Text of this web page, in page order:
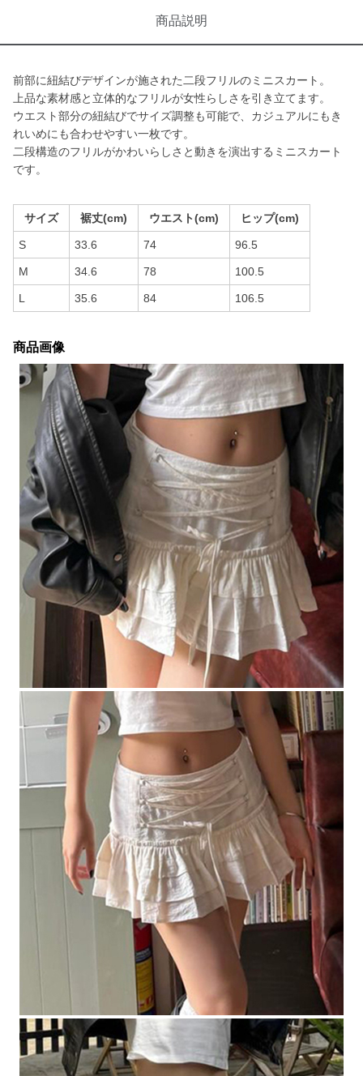
商品説明
前部に紐結びデザインが施された二段フリルのミニスカート。
上品な素材感と立体的なフリルが女性らしさを引き立てます。
ウエスト部分の紐結びでサイズ調整も可能で、カジュアルにもき
れいめにも合わせやすい一枚です。
二段構造のフリルがかわいらしさと動きを演出するミニスカート
です。
サイズ 裾丈(cm) ウエスト(cm) ヒップ(cm)
S 33.6 74 96.5
M 34.6 78 100.5
L 35.6 84 106.5
商品画像